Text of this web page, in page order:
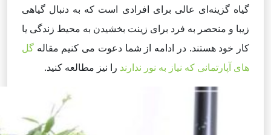
گیاه گزینه‌ای عالی برای افرادی است که به دنبال گیاهی
زیبا و منحصر به فرد برای زینت بخشیدن به محیط زندگی یا
کار خود هستند. در ادامه از شما دعوت می کنیم مقاله گل
های آپارتمانی که نیاز به نور ندارند را نیز مطالعه کنید.